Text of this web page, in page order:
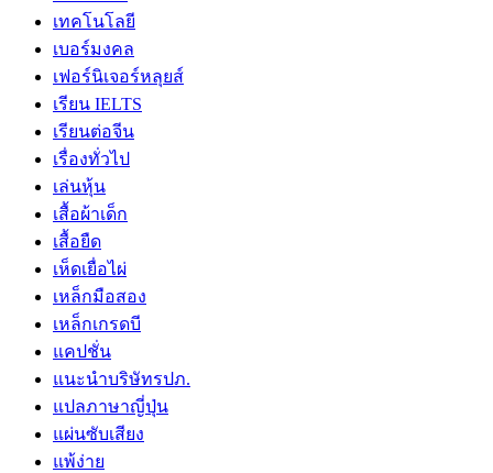
เทคโนโลยี
เบอร์มงคล
เฟอร์นิเจอร์หลุยส์
เรียน IELTS
เรียนต่อจีน
เรื่องทั่วไป
เล่นหุ้น
เสื้อผ้าเด็ก
เสื้อยืด
เห็ดเยื่อไผ่
เหล็กมือสอง
เหล็กเกรดบี
แคปชั่น
แนะนำบริษัทรปภ.
แปลภาษาญี่ปุ่น
แผ่นซับเสียง
แพ้ง่าย